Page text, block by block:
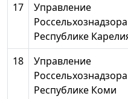
17
Управление
Республике
18
Управление
Республике Коми